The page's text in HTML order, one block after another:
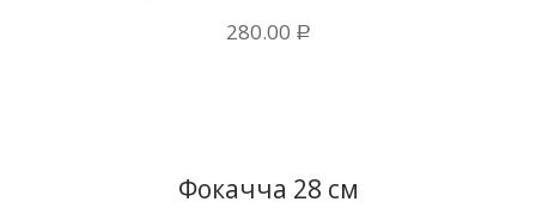
280.00 Р
Фокачча 28 см